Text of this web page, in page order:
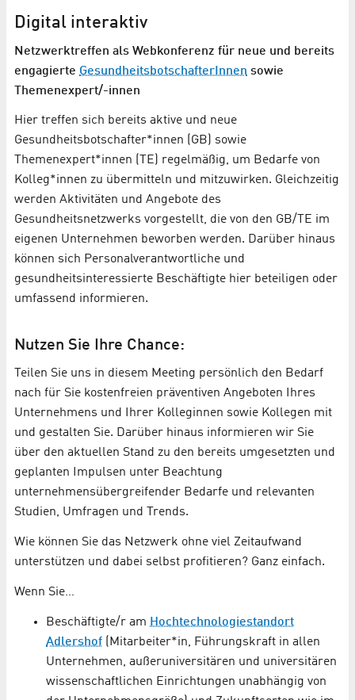
Digital interaktiv
Netzwerktreffen als Webkonferenz für neue und bereits
engagierte GesundheitsbotschafterInnen sowie
Themenexpert/-innen
Hier treffen sich bereits aktive und neue
Gesundheitsbotschafter*innen (GB) sowie
Themenexpert*innen (TE) regelmäßig, um Bedarfe von
Kolleg*innen zu übermitteln und mitzuwirken. Gleichzeitig
werden Aktivitäten und Angebote des
Gesundheitsnetzwerks vorgestellt, die von den GB/TE im
eigenen Unternehmen beworben werden. Darüber hinaus
können sich Personalverantwortliche und
gesundheitsinteressierte Beschäftigte hier beteiligen oder
umfassend informieren.
Nutzen Sie Ihre Chance:
Teilen Sie uns in diesem Meeting persönlich den Bedarf
nach für Sie kostenfreien präventiven Angeboten Ihres
Unternehmens und Ihrer Kolleginnen sowie Kollegen mit
und gestalten Sie. Darüber hinaus informieren wir Sie
über den aktuellen Stand zu den bereits umgesetzten und
geplanten Impulsen unter Beachtung
unternehmensübergreifender Bedarfe und relevanten
Studien, Umfragen und Trends.
Wie können Sie das Netzwerk ohne viel Zeitaufwand
unterstützen und dabei selbst profitieren? Ganz einfach.
Wenn Sie…
Beschäftigte/r am Hochtechnologiestandort
Adlershof (Mitarbeiter*in, Führungskraft in allen
Unternehmen, außeruniversitären und universitären
wissenschaftlichen Einrichtungen unabhängig von